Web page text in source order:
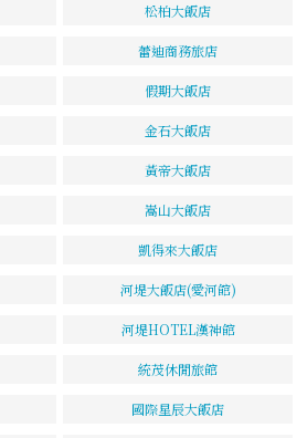
松柏大飯店
蕾迪商務旅店
假期大飯店
金石大飯店
黃帝大飯店
嵩山大飯店
凱得來大飯店
河堤大飯店(愛河館)
河堤HOTEL漢神館
統茂休閒旅館
國際星辰大飯店